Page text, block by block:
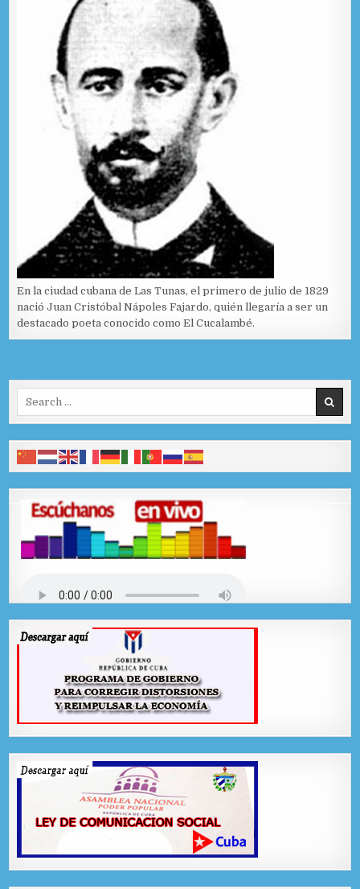
En la ciudad cubana de Las Tunas, el primero de julio de 1829
nació Juan Cristóbal Nápoles Fajardo, quién llegaría a ser un
destacado poeta conocido como El Cucalambé.
Search for: